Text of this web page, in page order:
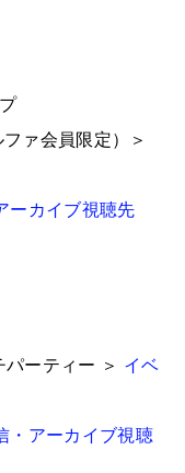
ァ会員限定）＞
ーカイブ視聴先
ーティー ＞ イベ
・アーカイブ視聴